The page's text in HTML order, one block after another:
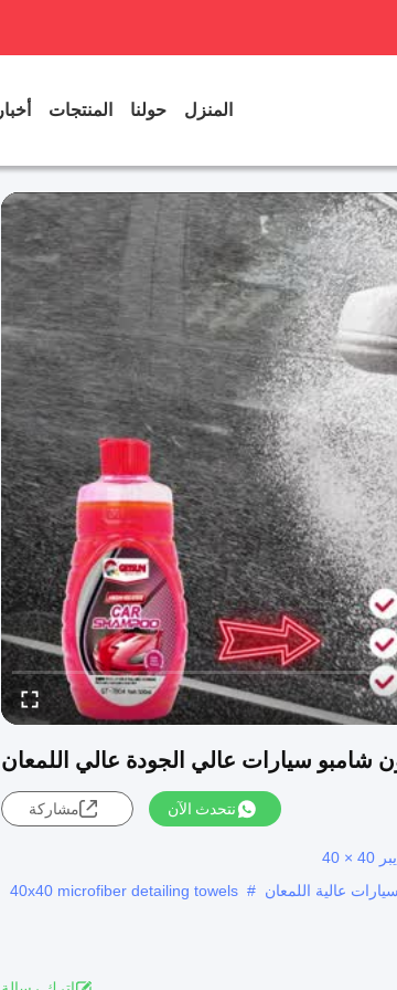
المنزل حولنا المنتجات أخبار
شامبو سيارات عالي الجودة عالي اللمعان
نتحدث الآن مشاركة
عالية اللمعان #
40x40 microfiber detailing towels